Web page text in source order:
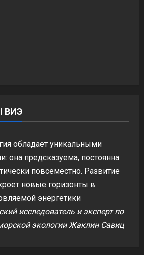
ВИЭ
обладает уникальными
она предсказуема, постоянна
повсеместно. Развитие
новые горизонты в
энергетики
исследователь и эксперт по
экологии Жаклин Савиц